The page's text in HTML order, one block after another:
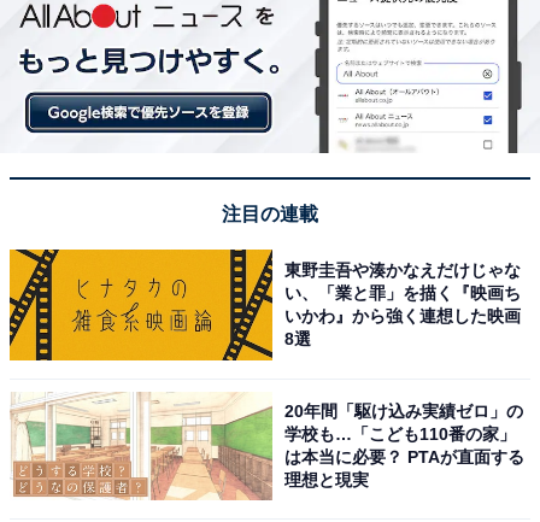
相手からの謝罪やお詫びに対して、そのことを許容する
ときに使えます。「気にしないでください」というニュ
アンスが伝わります。
「構いませんよ。お気になさらないでください」
（2）相手にお伺いを立てるとき
自分の都合による行動に対して相手の許可を得るときに
使います。
【例文】
注目の連載
東野圭吾や湊かなえだけじゃな
い、「業と罪」を描く『映画ち
いかわ』から強く連想した映画
8選
20年間「駆け込み実績ゼロ」の
学校も…「こども110番の家」
は本当に必要？ PTAが直面する
理想と現実